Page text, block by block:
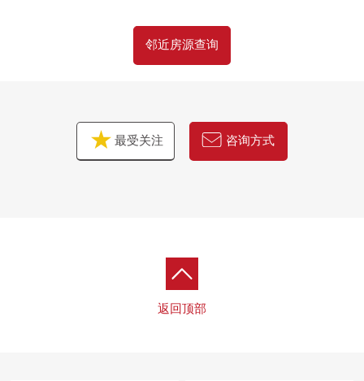
○ 有人24小时的管理(夜间保安)
Grand休息室，快递保管柜
14楼：客人Suite(预订制:收费)
邻近房源查询
最受关注 咨询方式
返回顶部